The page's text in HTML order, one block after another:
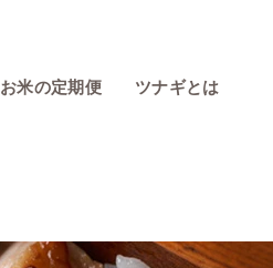
お米の定期便 ツナギとは